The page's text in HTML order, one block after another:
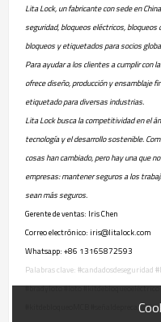
Lita Lock, un fabricante con sede en
seguridad, bloqueos eléctricos,
bloqueos y etiquetados para socios
Para ayudar a los clientes a cumplir con
ofrece diseño, producción y ensamblaje
etiquetado para diversas industrias.
Lita Lock busca la competitividad en el
tecnología y el desarrollo sostenible.
cosas han cambiado, pero hay una que
empresas: mantener seguros a los
sean más seguros.
Gerente de ventas: Iris Chen
Correo electrónico: iris@litalock.com
Whatsapp: +86 13165872593
Palabras clave:
#bradyloto #loto
#kitdebloqueoMCB #señaldeprecaución